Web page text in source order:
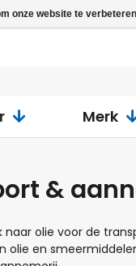
Merk
&
naar olie voor de
olie en
onze website te